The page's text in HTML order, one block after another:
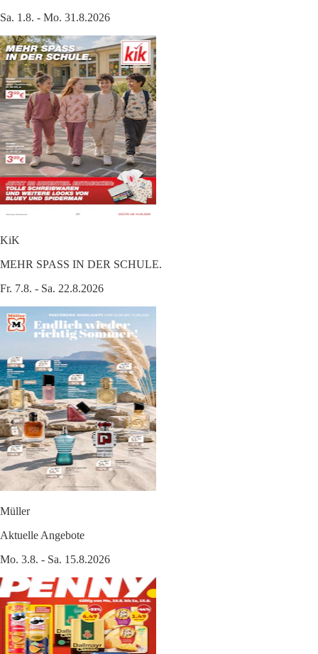
Sa. 1.8. - Mo. 31.8.2026
KiK
MEHR SPASS IN DER SCHULE.
Fr. 7.8. - Sa. 22.8.2026
Müller
Aktuelle Angebote
Mo. 3.8. - Sa. 15.8.2026